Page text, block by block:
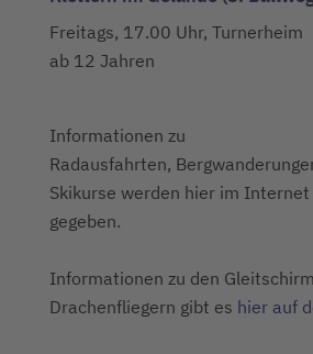
Freitags, 17.00 Uhr, Turnerheim
ab 12 Jahren
Informationen zu
Radausfahrten,
Skikurse werden hier im
gegeben.
Informationen zu den
Drachenfliegern gibt es hier auf